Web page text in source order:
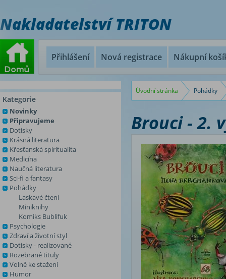
Nakladatelství TRITON
Přihlášení Nová registrace Nákupní
Kategorie
Novinky
Připravujeme
Dotisky
Krásná literatura
Křesťanská spiritualita
Medicína
Naučná literatura
Sci-fi a fantasy
Pohádky
Laskavé čtení
Miniknihy
Komiks Bublifuk
Psychologie
Zdraví a životní styl
Dotisky - realizované
Rozebrané tituly
Volně ke stažení
Humor
Úvodní stránka Pohádky
Brouci - 2.